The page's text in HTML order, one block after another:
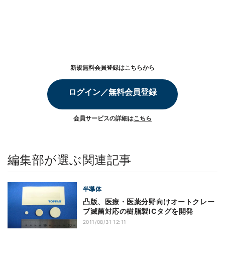
新規無料会員登録はこちらから
ログイン／無料会員登録
会員サービスの詳細はこちら
編集部が選ぶ関連記事
半導体
凸版、医療・医薬分野向けオートクレー
ブ滅菌対応の樹脂製ICタグを開発
2011/08/31 12:11